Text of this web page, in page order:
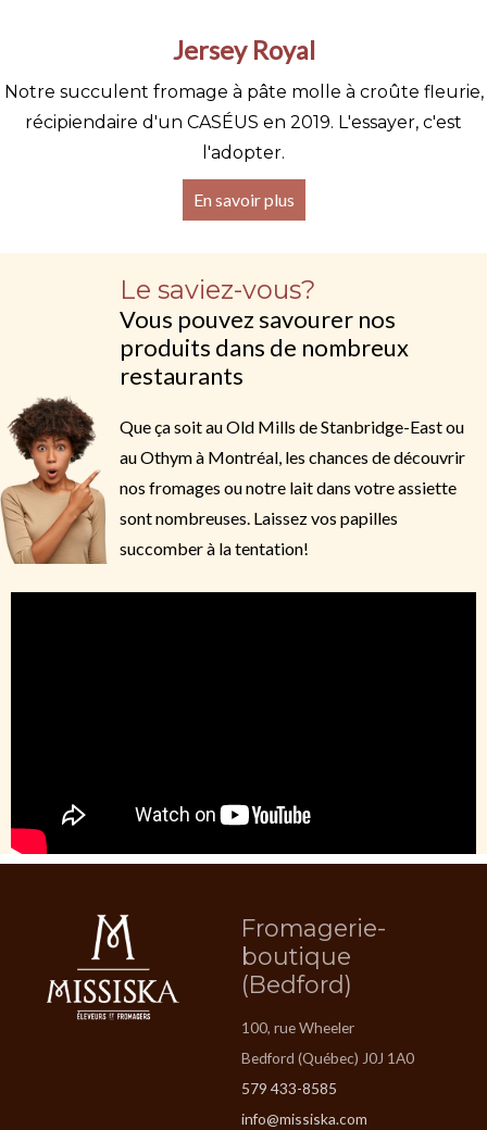
Jersey Royal
Notre succulent fromage à pâte molle à croûte fleurie,
récipiendaire d'un CASÉUS en 2019. L'essayer, c'est
l'adopter.
En savoir plus
Le saviez-vous?
Vous pouvez savourer nos
produits dans de nombreux
restaurants
Que ça soit au Old Mills de Stanbridge-East ou
au Othym à Montréal, les chances de découvrir
nos fromages ou notre lait dans votre assiette
sont nombreuses. Laissez vos papilles
succomber à la tentation!
Fromagerie-
boutique
(Bedford)
100, rue Wheeler
Bedford (Québec) J0J 1A0
579 433-8585
info@missiska.com